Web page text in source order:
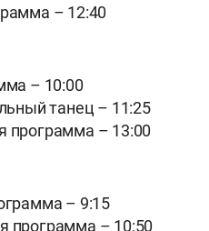
– 12:40
– 10:00
танец – 11:25
программа – 13:00
– 9:15
программа – 10:50